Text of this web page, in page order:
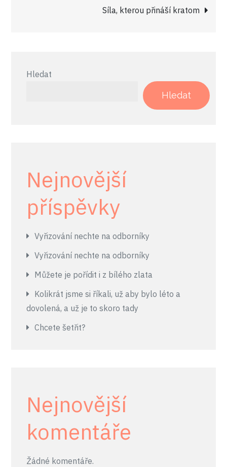
Síla, kterou přináší kratom
Hledat
Hledat
Nejnovější
příspěvky
Vyřizování nechte na odborníky
Vyřizování nechte na odborníky
Můžete je pořídit i z bílého zlata
Kolikrát jsme si říkali, už aby bylo léto a
dovolená, a už je to skoro tady
Chcete šetřit?
Nejnovější
komentáře
Žádné komentáře.